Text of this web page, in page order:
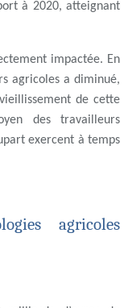
à 2020, atteignant
impactée. En
agricoles a diminué,
de cette
des travailleurs
exercent à temps
agricoles